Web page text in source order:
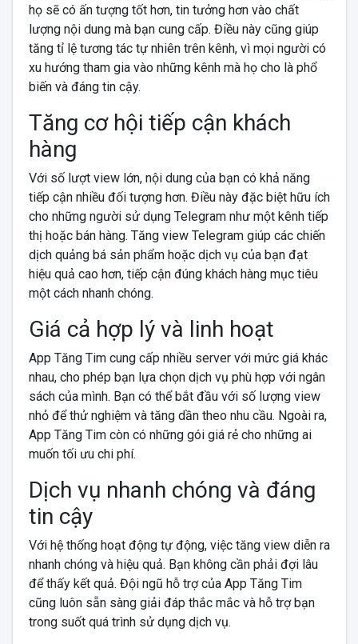
họ sẽ có ấn tượng tốt hơn, tin tưởng hơn vào chất
lượng nội dung mà bạn cung cấp. Điều này cũng giúp
tăng tỉ lệ tương tác tự nhiên trên kênh, vì mọi người có
xu hướng tham gia vào những kênh mà họ cho là phổ
biến và đáng tin cậy.
Tăng cơ hội tiếp cận khách
hàng
Với số lượt view lớn, nội dung của bạn có khả năng
tiếp cận nhiều đối tượng hơn. Điều này đặc biệt hữu ích
cho những người sử dụng Telegram như một kênh tiếp
thị hoặc bán hàng. Tăng view Telegram giúp các chiến
dịch quảng bá sản phẩm hoặc dịch vụ của bạn đạt
hiệu quả cao hơn, tiếp cận đúng khách hàng mục tiêu
một cách nhanh chóng.
Giá cả hợp lý và linh hoạt
App Tăng Tim cung cấp nhiều server với mức giá khác
nhau, cho phép bạn lựa chọn dịch vụ phù hợp với ngân
sách của mình. Bạn có thể bắt đầu với số lượng view
nhỏ để thử nghiệm và tăng dần theo nhu cầu. Ngoài ra,
App Tăng Tim còn có những gói giá rẻ cho những ai
muốn tối ưu chi phí.
Dịch vụ nhanh chóng và đáng
tin cậy
Với hệ thống hoạt động tự động, việc tăng view diễn ra
nhanh chóng và hiệu quả. Bạn không cần phải đợi lâu
để thấy kết quả. Đội ngũ hỗ trợ của App Tăng Tim
cũng luôn sẵn sàng giải đáp thắc mắc và hỗ trợ bạn
trong suốt quá trình sử dụng dịch vụ.